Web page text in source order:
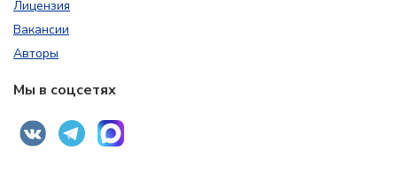
Лицензия
Вакансии
Авторы
Мы в соцсетях